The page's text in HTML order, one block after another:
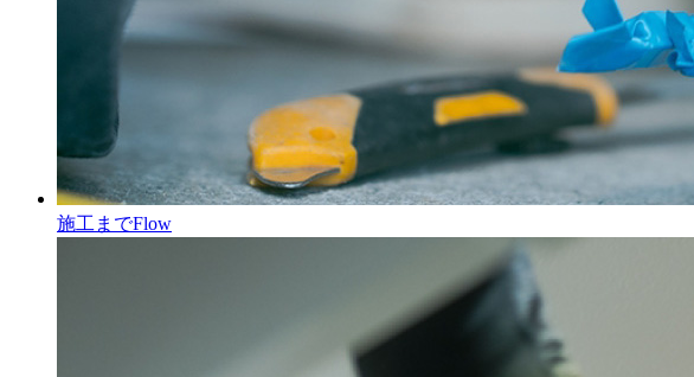
施工までFlow